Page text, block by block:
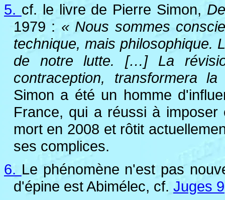
5. cf. le livre de Pierre Simon,
1979 : « Nous sommes
technique, mais philosophique.
de notre lutte. […] La
contraception, transformera
Simon a été un homme
France, qui a réussi à
mort en 2008 et rôtit
ses complices.
6. Le phénomène n'est pas
d'épine est Abimélec, cf. Juges 9